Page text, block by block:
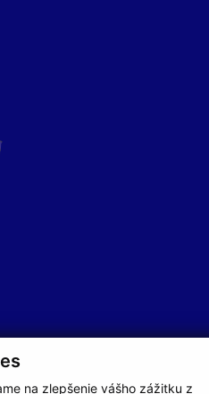
na zlepšenie vášho zážitku z